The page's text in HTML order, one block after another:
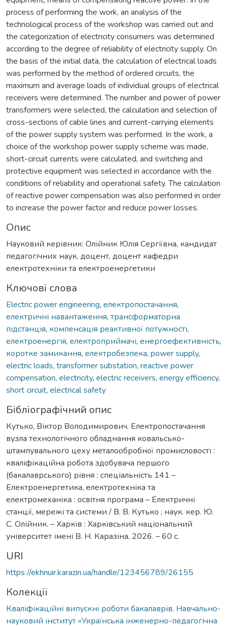
process of performing the work, an analysis of the
technological process of the workshop was carried out and
the categorization of electricity consumers was determined
according to the degree of reliability of electricity supply. On
the basis of the initial data, the calculation of electrical loads
was performed by the method of ordered circuits, the
maximum and average loads of individual groups of electrical
receivers were determined. The number and power of power
transformers were selected, the calculation and selection of
cross-sections of cable lines and current-carrying elements
of the power supply system was performed. In the work, a
choice of the workshop power supply scheme was made,
short-circuit currents were calculated, and switching and
protective equipment was selected in accordance with the
conditions of reliability and operational safety. The calculation
of reactive power compensation was also performed in order
to increase the power factor and reduce power losses.
Опис
Науковий керівник: Олійник Юлія Сергіївна, кандидат
педагогічних наук, доцент, доцент кафедри
електротехніки та електроенергетики
Ключові слова
Electric power engineering, електропостачання,
електричні навантаження, трансформаторна
підстанція, компенсація реактивної потужності,
електроенергія, електроприймачі, енергоефективність,
коротке замикання, електробезпека, power supply,
electric loads, transformer substation, reactive power
compensation, electricity, electric receivers, energy efficiency,
short circuit, electrical safety
Бібліографічний опис
Кутько, Віктор Володимирович. Електропостачання
вузла технологічного обладнання ковальсько-
штампувального цеху металообробної промисловості :
кваліфікаційна робота здобувача першого
(бакалаврського) рівня : спеціальність 141 –
Електроенергетика, електротехніка та
електромеханіка : освітня програма – Електричні
станції, мережі та системи / В. В. Кутько ; наук. кер. Ю.
С. Олійник. – Харків : Харківський національний
університет імені В. Н. Каразіна, 2026. – 60 с.
URI
https://ekhnuir.karazin.ua/handle/123456789/26155
Колекції
Кваліфікаційні випускні роботи бакалаврів. Навчально-
науковий інститут «Українська інженерно-педагогічна